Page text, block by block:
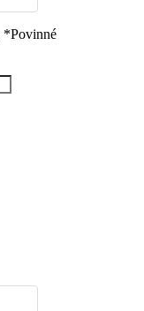
*Povinné